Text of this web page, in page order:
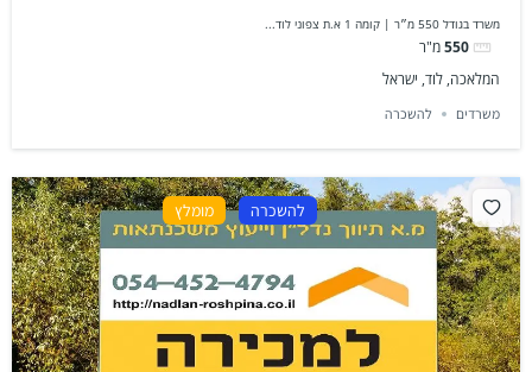
משרד בגודל 550 מ״ר | קומה 1 א.ת צפוני לוד...
550מ"ר
המלאכה, לוד, ישראל
משרדים להשכרה
להשכרה מומלץ